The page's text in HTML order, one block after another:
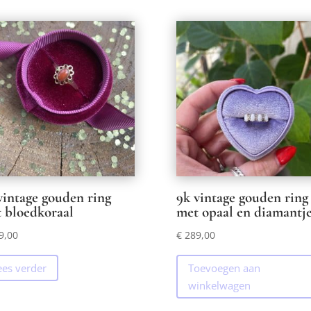
gouden ring
bloedkoraal
verder
9k vintage gouden ring
met opaal en
€289,00
Toevoegen aan
winkelwagen